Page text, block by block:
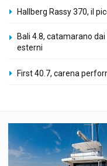
Hallberg Rassy 370, il
Bali 4.8, catamarano
esterni
First 40.7, carena